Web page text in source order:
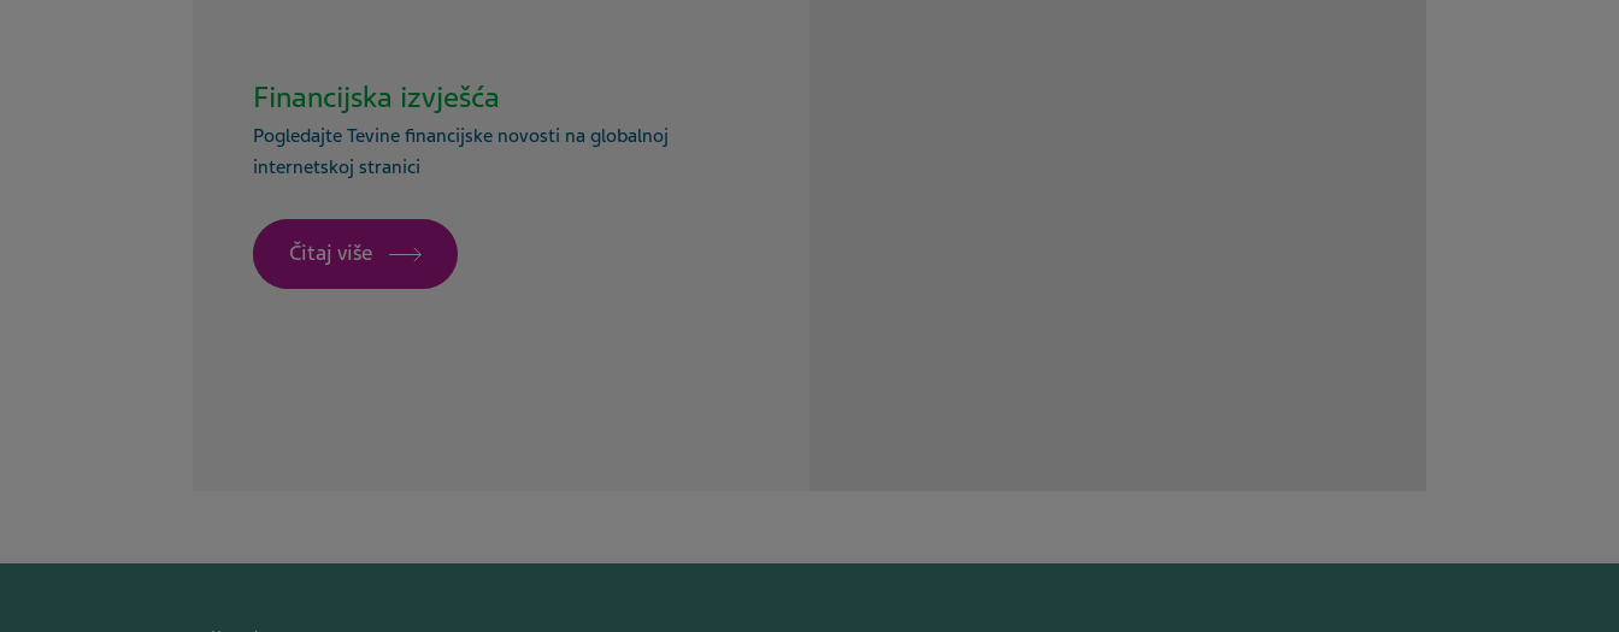
Financijska izvješća
Pogledajte Tevine financijske novosti na globalnoj
internetskoj stranici
Čitaj više